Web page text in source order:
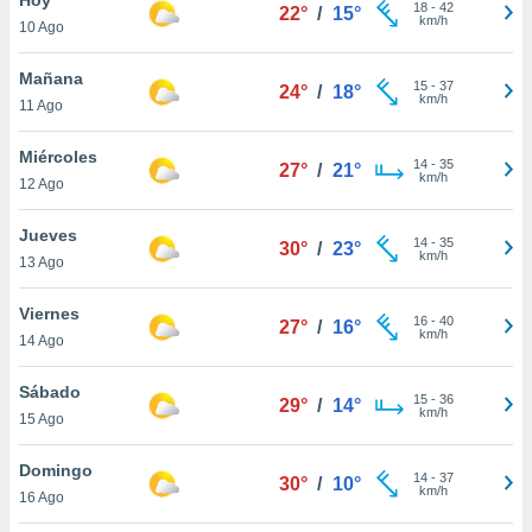
en
más
nuestra
de
cookies
aceptar
10 Ago
22° / 15° 18- 42
km/h
Mañana
11 Ago
24° / 18° 15- 37
km/h
Miércoles
12 Ago
27° / 21° 14- 35
km/h
Jueves
13 Ago
30° / 23° 14- 35
km/h
Viernes
14 Ago
27° / 16° 16- 40
km/h
Sábado
15 Ago
29° / 14° 15- 36
km/h
Domingo
16 Ago
30° / 10° 14- 37
km/h